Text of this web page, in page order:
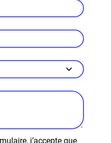
j’accepte que